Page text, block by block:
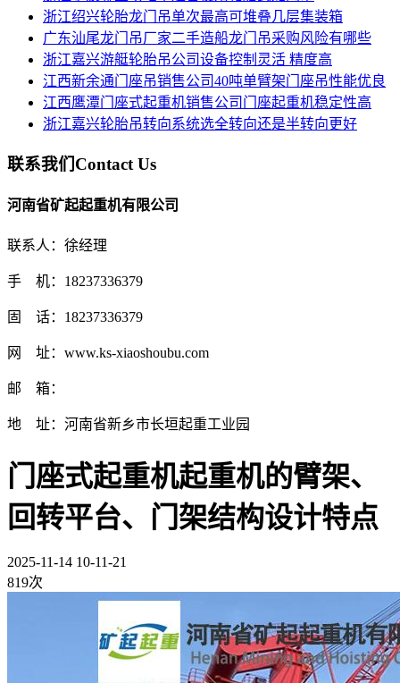
浙江绍兴轮胎龙门吊单次最高可堆叠几层集装箱
广东汕尾龙门吊厂家二手造船龙门吊采购风险有哪些
浙江嘉兴游艇轮胎吊公司设备控制灵活 精度高
江西新余通门座吊销售公司40吨单臂架门座吊性能优良
江西鹰潭门座式起重机销售公司门座起重机稳定性高
浙江嘉兴轮胎吊转向系统选全转向还是半转向更好
联系我们Contact Us
河南省矿起起重机有限公司
联系人：徐经理
手 机：18237336379
固 话：18237336379
网 址：www.ks-xiaoshoubu.com
邮 箱：
地 址：河南省新乡市长垣起重工业园
门座式起重机起重机的臂架、
回转平台、门架结构设计特点
2025-11-14 10-11-21
819次